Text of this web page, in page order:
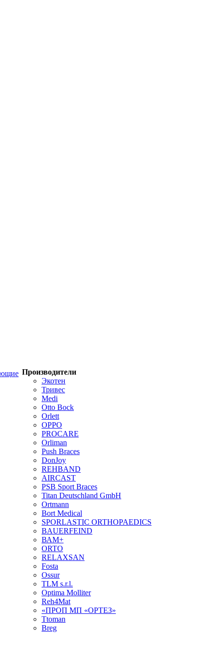
Производители
Экотен
Тривес
Medi
Otto Bock
Orlett
OPPO
PROCARE
Orliman
Push Braces
DonJoy
REHBAND
AIRCAST
PSB Sport Braces
Titan Deutschland GmbH
Ortmann
Bort Medical
SPORLASTIC ORTHOPAEDICS
BAUERFEIND
ВАМ+
ORTO
RELAXSAN
Fosta
Ossur
TLM s.r.l.
Optima Molliter
Reh4Mat
«ПРОП МП «ОРТЕЗ»
Ttoman
Breg